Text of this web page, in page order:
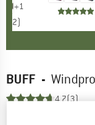
+1
2)
BUFF -
4,7(3)